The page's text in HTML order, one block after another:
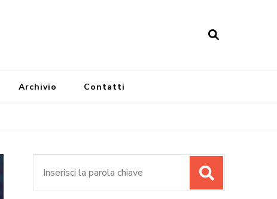
Archivio Contatti